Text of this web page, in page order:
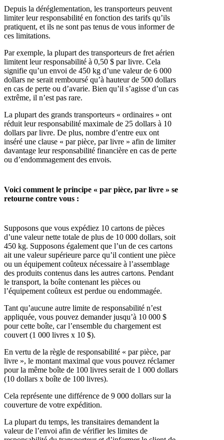
Depuis la déréglementation, les transporteurs peuvent
limiter leur responsabilité en fonction des tarifs qu’ils
pratiquent, et ils ne sont pas tenus de vous informer de
ces limitations.
Par exemple, la plupart des transporteurs de fret aérien
limitent leur responsabilité à 0,50 $ par livre. Cela
signifie qu’un envoi de 450 kg d’une valeur de 6 000
dollars ne serait remboursé qu’à hauteur de 500 dollars
en cas de perte ou d’avarie. Bien qu’il s’agisse d’un cas
extrême, il n’est pas rare.
La plupart des grands transporteurs « ordinaires » ont
réduit leur responsabilité maximale de 25 dollars à 10
dollars par livre. De plus, nombre d’entre eux ont
inséré une clause « par pièce, par livre » afin de limiter
davantage leur responsabilité financière en cas de perte
ou d’endommagement des envois.
Voici comment le principe « par pièce, par livre » se
retourne contre vous :
Supposons que vous expédiez 10 cartons de pièces
d’une valeur nette totale de plus de 10 000 dollars, soit
450 kg. Supposons également que l’un de ces cartons
ait une valeur supérieure parce qu’il contient une pièce
ou un équipement coûteux nécessaire à l’assemblage
des produits contenus dans les autres cartons. Pendant
le transport, la boîte contenant les pièces ou
l’équipement coûteux est perdue ou endommagée.
Tant qu’aucune autre limite de responsabilité n’est
appliquée, vous pouvez demander jusqu’à 10 000 $
pour cette boîte, car l’ensemble du chargement est
couvert (1 000 livres x 10 $).
En vertu de la règle de responsabilité « par pièce, par
livre », le montant maximal que vous pouvez réclamer
pour la même boîte de 100 livres serait de 1 000 dollars
(10 dollars x boîte de 100 livres).
Cela représente une différence de 9 000 dollars sur la
couverture de votre expédition.
La plupart du temps, les transitaires demandent la
valeur de l’envoi afin de vérifier les limites de